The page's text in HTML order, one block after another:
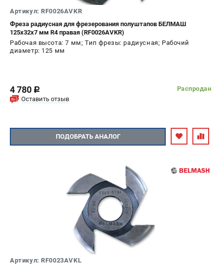
Артикул: RF0026AVKR
Фреза радиусная для фрезерования полуштапов БЕЛМАШ
125х32х7 мм R4 правая (RF0026AVKR)
Рабочая высота: 7 мм; Тип фрезы: радиусная; Рабочий
диаметр: 125 мм
4 780 c
Распродан
Оставить отзыв
ПОДОБРАТЬ АНАЛОГ
Артикул: RF0023AVKL